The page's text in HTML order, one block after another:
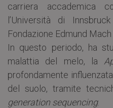
carriera accademica
l’Università di
Fondazione Edmund Mach
In questo periodo, ha
malattia del melo, la
profondamente
del suolo, tramite
generation sequencing.